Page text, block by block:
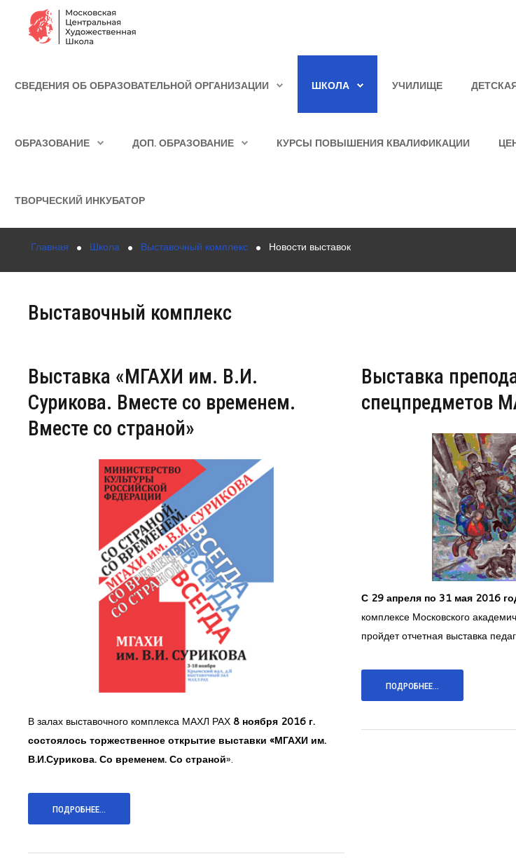
Образование
Курсы повышения квалификации
Конкурсы
Творческий инкубатор
СВЕДЕНИЯ ОБ ОБРАЗОВАТЕЛЬНОЙ ОРГАНИЗАЦИИ ШКОЛА УЧИЛИЩЕ
ОБРАЗОВАНИЕ ДОП. ОБРАЗОВАНИЕ КУРСЫ ПОВЫШЕНИЯ КВАЛИФИКАЦИИ
ТВОРЧЕСКИЙ ИНКУБАТОР
Главная Школа Выставочный комплекс Новости выставок
Выставочный комплекс
Выставка «МГАХИ им. В.И.
Сурикова. Вместе со временем.
Вместе со страной»
В залах выставочного комплекса МАХЛ РАХ 8 ноября 2016 г.
состоялось торжественное открытие выставки «МГАХИ им.
В.И.Сурикова. Со временем. Со страной».
ПОДРОБНЕЕ...
Выставка
спецпредметов
С 29 апреля по 31 мая 2016
комплексе Московского
пройдет отчетная выставка
ПОДРОБНЕЕ...